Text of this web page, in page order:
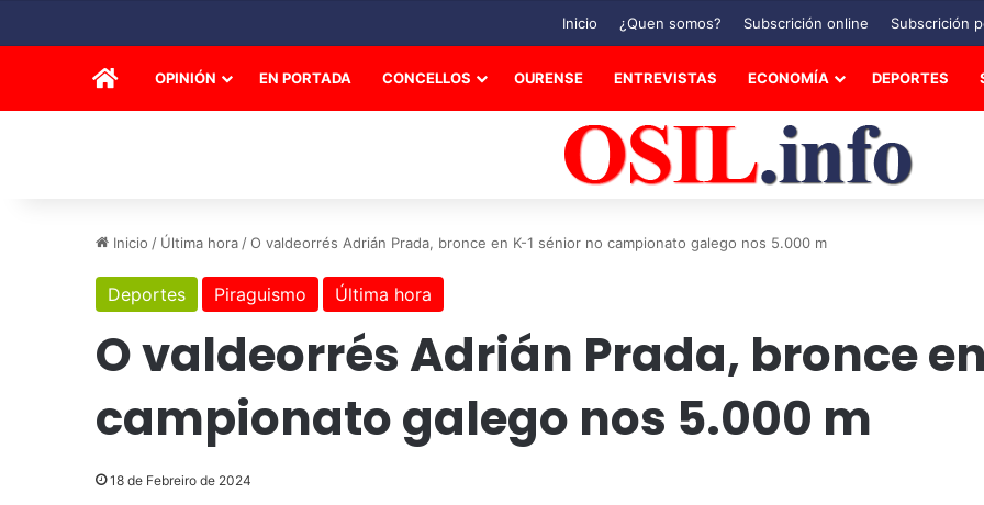
Inicio ¿Quen somos? Subscrición online Subscrición
INICIOOPINIÓN EN PORTADA CONCELLOS OURENSE ENTREVISTAS ECONOMÍA DEPORTES
Inicio / Última hora /O valdeorrés Adrián Prada, bronce en K-1 sénior no campionato galego nos 5.000 m
Deportes Piraguismo Última hora
O valdeorrés Adrián Prada, bronce
campionato galego nos 5.000 m
18 de Febreiro de 2024